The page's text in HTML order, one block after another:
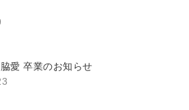
愛 卒業のお知らせ